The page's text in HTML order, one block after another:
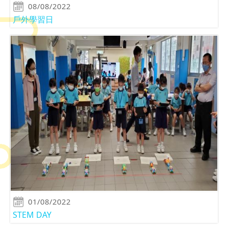
08/08/2022
戶外學習日
01/08/2022
STEM DAY